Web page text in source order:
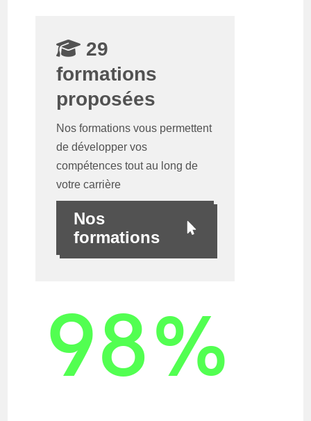
29
formations
proposées
Nos formations vous permettent
de développer vos
compétences tout au long de
votre carrière
Nos
formations
de satisfaction en 2025
98%